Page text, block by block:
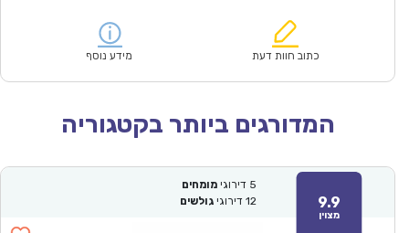
₪78.00.
הוא:
כתוב חוות דעת מידע נוסף
המדורגים ביותר בקטגוריה
9.9
מצוין
5 דירוגי מומחים
12 דירוגי גולשים